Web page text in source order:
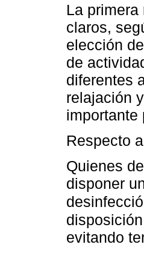
La
claros,
elección
de
diferentes
relajación
importante
Respecto
Quienes
disponer
evitando